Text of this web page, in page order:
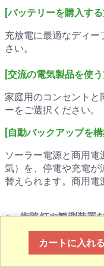
[バッテリーを購入する
充放電に最適なディ
さい。
[交流の電気製品を使う
家庭用のコンセントと
ーをご選択ください。
[自動バックアップを
ソーラー電源と商用
気）を、停電や充電が
替えられます。商用電
○街路灯や観測装置
に応用できます。
キャンピングカーの
カートに入れる